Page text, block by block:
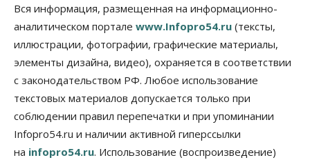
«бронировать» со школы
Авто Общество
Не катастрофа, а стресс-тест: эксперт
новосибирской сети СТО пояснил кому можно
заливать бензин Евро‑2
09 Августа 2026, 10:00
Бизнес
Работодатели Новосибирска заявили в центры
занятости почти 32 тысячи вакансий
Вся информация, размещенная на информационно-
аналитическом портале www.Infopro54.ru (тексты,
иллюстрации, фотографии, графические материалы,
элементы дизайна, видео), охраняется в соответствии
с законодательством РФ. Любое использование
текстовых материалов допускается только при
соблюдении правил перепечатки и при упоминании
Infopro54.ru и наличии активной гиперссылки
на infopro54.ru. Использование (воспроизведение)